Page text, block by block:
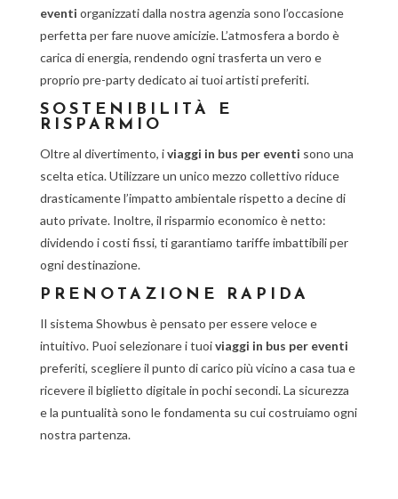
eventi organizzati dalla nostra agenzia sono l’occasione
perfetta per fare nuove amicizie. L’atmosfera a bordo è
carica di energia, rendendo ogni trasferta un vero e
proprio pre-party dedicato ai tuoi artisti preferiti.
SOSTENIBILITÀ E
RISPARMIO
Oltre al divertimento, iviaggi in bus per eventi sono una
scelta etica. Utilizzare un unico mezzo collettivo riduce
drasticamente l’impatto ambientale rispetto a decine di
auto private. Inoltre, il risparmio economico è netto:
dividendo i costi fissi, ti garantiamo tariffe imbattibili per
ogni destinazione.
PRENOTAZIONE RAPIDA
Il sistema Showbus è pensato per essere veloce e
intuitivo. Puoi selezionare i tuoiviaggi in bus per eventi
preferiti, scegliere il punto di carico più vicino a casa tua e
ricevere il biglietto digitale in pochi secondi. La sicurezza
e la puntualità sono le fondamenta su cui costruiamo ogni
nostra partenza.